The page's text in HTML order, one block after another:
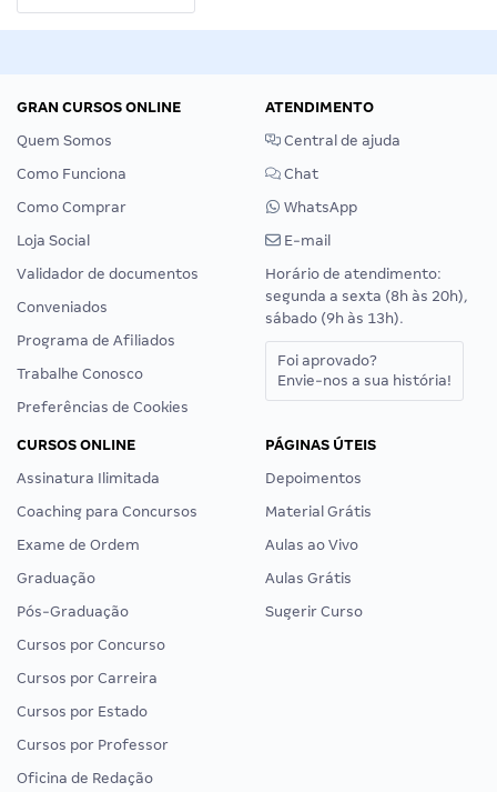
GRAN CURSOS ONLINE
Quem Somos
Como Funciona
Como Comprar
Loja Social
Validador de documentos
Conveniados
Programa de Afiliados
Trabalhe Conosco
Preferências de Cookies
ATENDIMENTO
Central de ajuda
Chat
WhatsApp
E-mail
Horário de atendimento:
segunda a sexta (8h às 20h),
sábado (9h às 13h).
Foi aprovado?
Envie-nos a sua história!
CURSOS ONLINE
Assinatura Ilimitada
Coaching para Concursos
Exame de Ordem
Graduação
Pós-Graduação
Cursos por Concurso
Cursos por Carreira
Cursos por Estado
Cursos por Professor
Oficina de Redação
PÁGINAS ÚTEIS
Depoimentos
Material Grátis
Aulas ao Vivo
Aulas Grátis
Sugerir Curso